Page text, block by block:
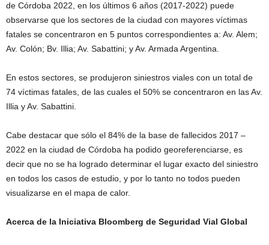
de Córdoba 2022, en los últimos 6 años (2017-2022) puede
observarse que los sectores de la ciudad con mayores víctimas
fatales se concentraron en 5 puntos correspondientes a: Av. Alem;
Av. Colón; Bv. Illia; Av. Sabattini; y Av. Armada Argentina.
En estos sectores, se produjeron siniestros viales con un total de
74 víctimas fatales, de las cuales el 50% se concentraron en las Av.
Illia y Av. Sabattini.
Cabe destacar que sólo el 84% de la base de fallecidos 2017 –
2022 en la ciudad de Córdoba ha podido georeferenciarse, es
decir que no se ha logrado determinar el lugar exacto del siniestro
en todos los casos de estudio, y por lo tanto no todos pueden
visualizarse en el mapa de calor.
Acerca de la Iniciativa Bloomberg de Seguridad Vial Global